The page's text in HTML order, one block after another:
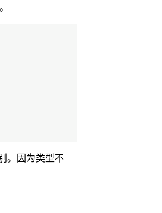
。因为类型不